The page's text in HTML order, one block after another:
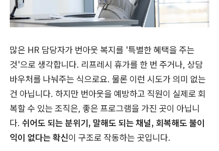
많은 HR 담당자가 번아웃 복지를 '특별한 혜택을 주는
것'으로 생각합니다. 리프레시 휴가를 한 번 주거나, 상담
바우처를 나눠주는 식으로요. 물론 이런 시도가 의미 없는
건 아닙니다. 하지만 번아웃을 예방하고 직원이 실제로 회
복할 수 있는 조직은, 좋은 프로그램을 가진 곳이 아닙니
다. 쉬어도 되는 분위기, 말해도 되는 채널, 회복해도 불이
익이 없다는 확신이 구조로 작동하는 곳입니다.